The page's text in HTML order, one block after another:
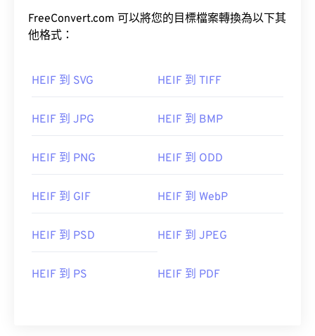
FreeConvert.com 可以將您的目標檔案轉換為以下其
他格式：
HEIF 到 SVG HEIF 到 TIFF
HEIF 到 JPG HEIF 到 BMP
HEIF 到 PNG HEIF 到 ODD
HEIF 到 GIF HEIF 到 WebP
HEIF 到 PSD HEIF 到 JPEG
HEIF 到 PS HEIF 到 PDF